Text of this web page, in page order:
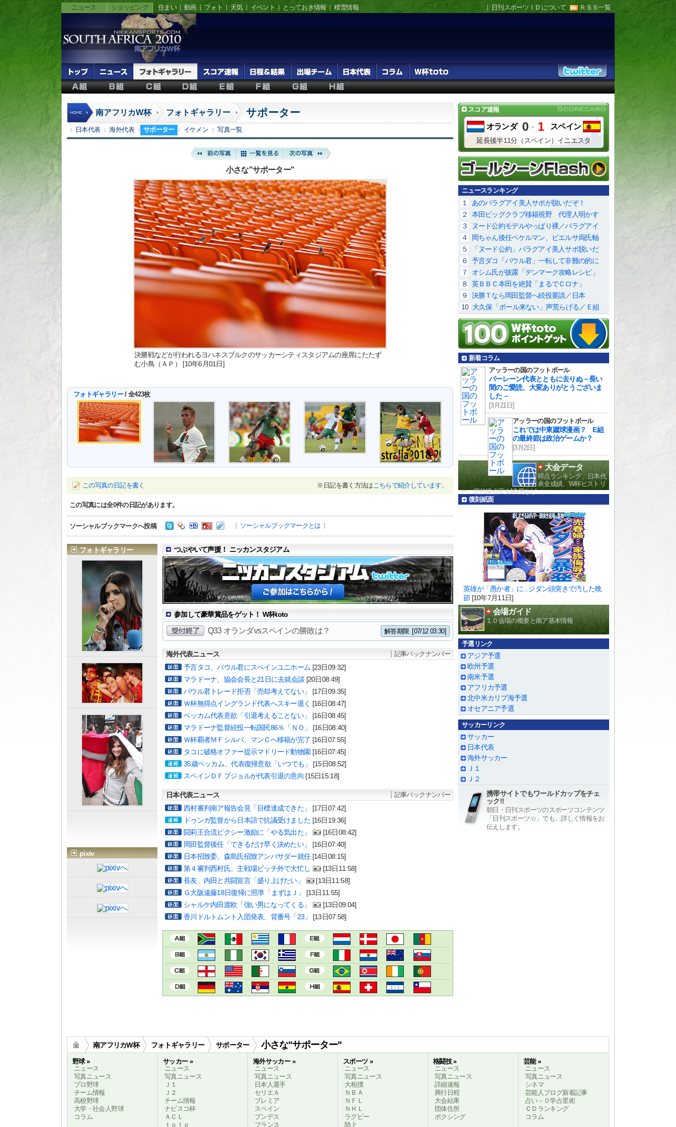
ニュース ショッピング 住まい 動画 フォト 天気 イベント とっておき情報 積雪情報 日刊スポーツＩＤについて ＲＳＳ一覧
南アフリカW杯 フォトギャラリー サポーター
日本代表 海外代表 サポーター イケメン 写真一覧
小さな"サポーター"
決勝戦などが行われるヨハネスブルクのサッカーシティスタジアムの座席にたたず
む小鳥（ＡＰ） [10年6月01日]
フォトギャラリー/ 全423枚
この写真の日記を書く ※日記を書く方法はこちらで紹介しています。
この写真には全0件の日記があります。
ソーシャルブックマークへ投稿 ソーシャルブックマークとは
つぶやいて声援！ ニッカンスタジアム
参加して豪華賞品をゲット！ W杯toto
Q33 オランダvsスペインの勝敗は？ 解答期限 [07/12 03:30]
海外代表ニュース 記事バックナンバー
予言タコ、パウル君にスペインユニホーム [23日09:32]
マラドーナ、協会会長と21日に去就会談 [20日08:49]
パウル君トレード拒否「売却考えてない」
[17日09:35]
Ｗ杯無得点イングランド代表へスキー退く [16日08:47]
ベッカム代表意欲「引退考えることない」
[16日08:45]
マラドーナ監督続投一転国民86％「ＮＯ」
[16日08:40]
Ｗ杯覇者ＭＦシルバ、マンＣへ移籍が完了 [16日07:55]
タコに破格オファー提示マドリード動物園 [16日07:45]
35歳ベッカム、代表復帰意欲「いつでも」
[15日08:52]
スペインＤＦプジョルが代表引退の意向 [15日15:18]
日本代表ニュース 記事バックナンバー
西村審判南ア報告会見「目標達成できた」
[17日07:42]
ドゥンガ監督から日本語で抗議受けました [16日19:36]
闘莉王合流ピクシー激励に「やる気出た」
[16日08:42]
岡田監督後任「できるだけ早く決めたい」
[16日07:40]
日本招致委、森島氏招致アンバサダー就任[14日08:15]
第４審判西村氏、主戦場ピッチ外で大忙し
[13日11:58]
長友、内田と共闘宣言「盛り上げたい」
[13日11:58]
Ｇ大阪遠藤18日復帰に照準「まずはＪ」
[13日11:55]
シャルケ内田渡欧「強い男になってくる」
[13日09:04]
香川ドルトムント入団発表、背番号「23」
[13日07:58]
フォトギャラリー
pixiv
スコア速報
オランダ 0 - 1 スペイン
延長後半11分（スペイン）イニエスタ
ニュースランキング
１
あのパラグアイ美人サポが脱いだぞ！
２
本田ビッグクラブ移籍視野 代理人明かす
３
ヌード公約モデルやっぱり裸／パラグアイ
４
岡ちゃん後任ペケルマン、ビエルサ両氏軸
５
「ヌード公約」パラグアイ美人サポ脱いだ
６
予言ダコ「パウル君」一転して非難の的に
７
オシム氏が披露「デンマーク攻略レシピ」
８
英ＢＢＣ本田を絶賛「まるでＣロナ」
９
決勝Ｔなら岡田監督へ続投要請／日本
10 大久保「ボール来ない」声荒らげる／Ｅ組
新着コラム
アッラーの国のフットボール
バーレーン代表とともに去りぬ－長い
間のご愛読、大変ありがとうございま
した－
[3月21日]
アッラーの国のフットボール
これでは中東蹴球漫画？ E組
の最終節は政治ゲームか？
[3月2日]
大会データ
得点ランキング、日本代
表全成績、W杯ヒストリ
ー、歴代得点王＆MVPなど
復刻紙面
英雄が「愚か者」に...ジダン頭突きで汚した晩
節[10年7月11日]
会場ガイド
１０会場の概要と南ア基本情報
予選リンク
アジア予選
欧州予選
南米予選
アフリカ予選
北中米カリブ海予選
オセアニア予選
サッカーリンク
サッカー
日本代表
海外サッカー
Ｊ１
Ｊ２
携帯サイトでもワールドカップをチェ
ック!!
朝日・日刊スポーツのスポーツコンテンツ
「日刊スポーツ☆」でも、詳しく情報をお
伝えします。
南アフリカW杯 フォトギャラリー サポーター 小さな"サポーター"
野球 »
ニュース
写真ニュース
プロ野球
チーム情報
高校野球
大学・社会人野球
コラム
サッカー »
ニュース
写真ニュース
Ｊ１
Ｊ２
チーム情報
ナビスコ杯
ＡＣＬ
ｔｏｔｏ
海外サッカー »
ニュース
写真ニュース
日本人選手
セリエＡ
プレミア
スペイン
ブンデス
フランス
スポーツ »
ニュース
写真ニュース
大相撲
ＮＢＡ
ＮＦＬ
ＮＨＬ
ラグビー
陸上
格闘技 »
ニュース
写真ニュース
詳細速報
興行日程
大会結果
団体住所
ボクシング
芸能 »
ニュース
写真ニュース
シネマ
芸能人ブログ新着記事
占い－０学占星術
ＣＤランキング
コラム